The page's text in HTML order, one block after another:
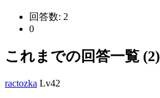
回答数: 2
0
これまでの回答一覧 (2)
ractozka Lv42